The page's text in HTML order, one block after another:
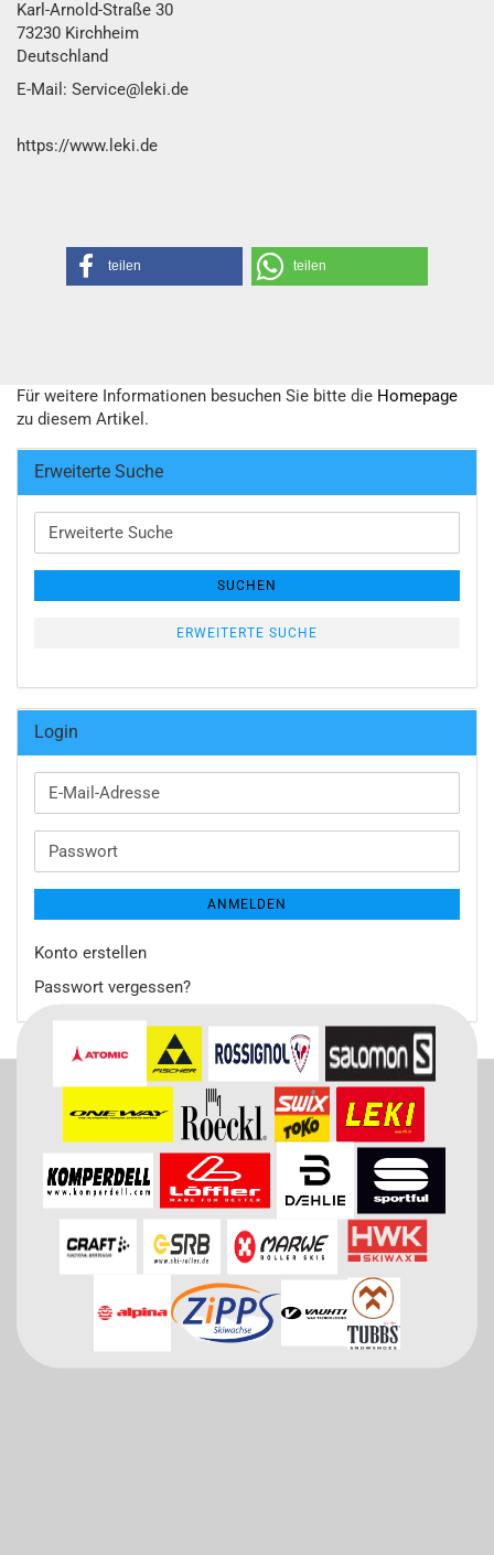
Karl-Arnold-Straße 30
73230 Kirchheim
Deutschland
E-Mail: Service@leki.de
https://www.leki.de
teilen teilen
Für weitere Informationen besuchen Sie bitte die Homepage
zu diesem Artikel.
Erweiterte Suche
Erweiterte
Suche
SUCHEN
ERWEITERTE SUCHE
Login
E-
Mail-
Passwort
ANMELDEN
Konto erstellen
Passwort vergessen?